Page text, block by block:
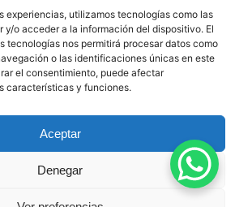
experiencias, utilizamos tecnologías como las
y/o acceder a la información del dispositivo. El
tecnologías nos permitirá procesar datos como
o las identificaciones únicas en este
el consentimiento, puede afectar
características y funciones.
Aceptar
Denegar
Política de Privacidad
Política de
Contacto